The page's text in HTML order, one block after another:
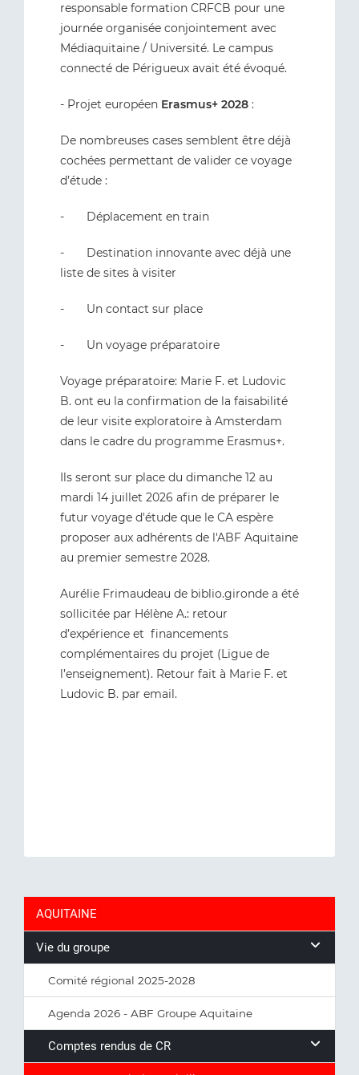
responsable formation CRFCB pour une
journée organisée conjointement avec
Médiaquitaine / Université. Le campus
connecté de Périgueux avait été évoqué.
- Projet européen Erasmus+ 2028 :
De nombreuses cases semblent être déjà
cochées permettant de valider ce voyage
d’étude :
- Déplacement en train
- Destination innovante avec déjà une
liste de sites à visiter
- Un contact sur place
- Un voyage préparatoire
Voyage préparatoire: Marie F. et Ludovic
B. ont eu la confirmation de la faisabilité
de leur visite exploratoire à Amsterdam
dans le cadre du programme Erasmus+.
Ils seront sur place du dimanche 12 au
mardi 14 juillet 2026 afin de préparer le
futur voyage d'étude que le CA espère
proposer aux adhérents de l'ABF Aquitaine
au premier semestre 2028.
Aurélie Frimaudeau de biblio.gironde a été
sollicitée par Hélène A.: retour
d’expérience et financements
complémentaires du projet (Ligue de
l’enseignement). Retour fait à Marie F. et
Ludovic B. par email.
AQUITAINE
Vie du groupe
Comité régional 2025-2028
Agenda 2026 - ABF Groupe Aquitaine
Comptes rendus de CR